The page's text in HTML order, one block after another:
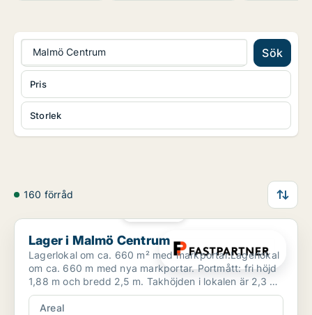
Malmö Centrum Sök
Storlek
Pris
160 förråd
Lager i Malmö Centrum
Lager i Malmö Centrum
Lagerlokal om ca. 660 m² med markportar.Lagerlokal
om ca. 660 m med nya markportar. Portmått: fri höjd
1,88 m och bredd 2,5 m. Takhöjden i lokalen är 2,3 m
o...
Areal